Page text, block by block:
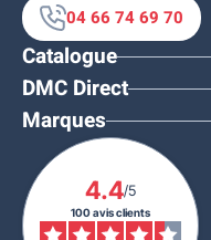
04 66 74 69 70
Catalogue
DMC Direct
Marques
4.4/5
100 avis clients